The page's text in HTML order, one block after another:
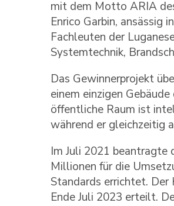
mit dem Motto ARIA
Enrico Garbin, ansässig
Fachleuten der
Systemtechnik,
Das Gewinnerprojekt
einem einzigen
öffentliche Raum ist
während er gleichzeitig
Im Juli 2021 beantragte
Millionen für die
Standards errichtet.
Ende Juli 2023 erteilt.